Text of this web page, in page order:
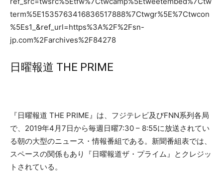
term%5E1535763416836517888%7Ctwgr%5E%7Ctwcon
%5Es1_&ref_url=https%3A%2F%2Fsn-
jp.com%2Farchives%2F84278
日曜報道 THE PRIME
『日曜報道 THE PRIME』は、フジテレビ及びFNN系列各局
で、2019年4月7日から毎週日曜7:30 – 8:55に放送されてい
る朝の大型のニュース・情報番組である。新聞番組表では、
スペースの関係もあり『日曜報道ザ・プライム』とクレジッ
トされている。